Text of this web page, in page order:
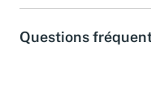
Questions